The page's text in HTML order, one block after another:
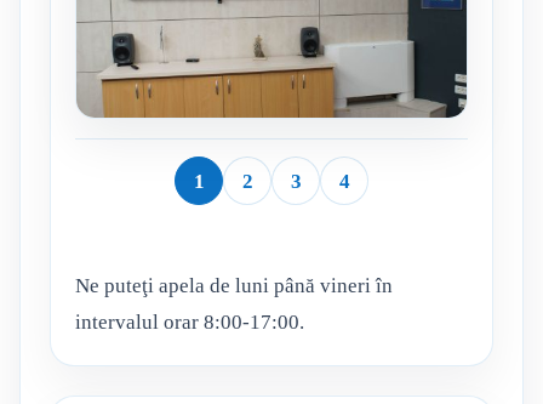
1 2 3 4
Ne puteţi apela de luni până vineri în
intervalul orar 8:00-17:00.